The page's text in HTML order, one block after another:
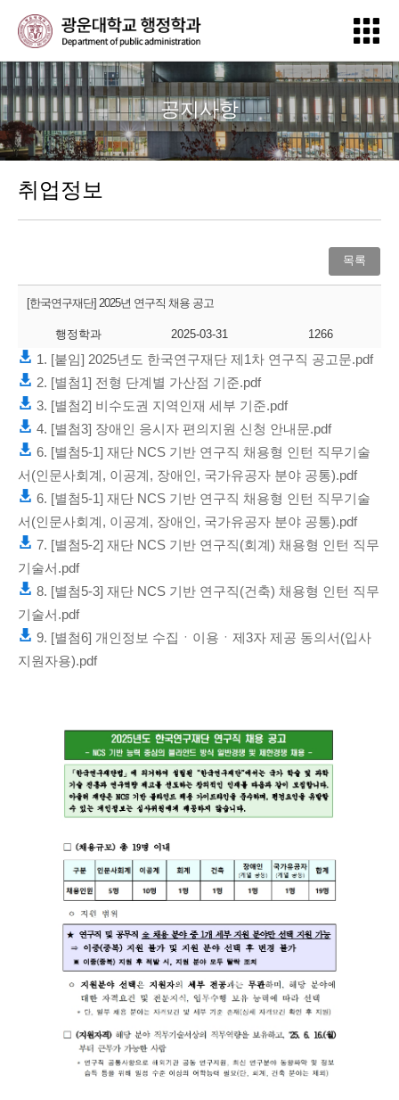
공지사항
취업정보
목록
[한국연구재단] 2025년 연구직 채용 공고
행정학과 2025-03-31 1266
1. [붙임] 2025년도 한국연구재단 제1차 연구직 공고문.pdf
2. [별첨1] 전형 단계별 가산점 기준.pdf
3. [별첨2] 비수도권 지역인재 세부 기준.pdf
4. [별첨3] 장애인 응시자 편의지원 신청 안내문.pdf
6. [별첨5-1] 재단 NCS 기반 연구직 채용형 인턴 직무기술
서(인문사회계, 이공계, 장애인, 국가유공자 분야 공통).pdf
6. [별첨5-1] 재단 NCS 기반 연구직 채용형 인턴 직무기술
서(인문사회계, 이공계, 장애인, 국가유공자 분야 공통).pdf
7. [별첨5-2] 재단 NCS 기반 연구직(회계) 채용형 인턴 직무
기술서.pdf
8. [별첨5-3] 재단 NCS 기반 연구직(건축) 채용형 인턴 직무
기술서.pdf
9. [별첨6] 개인정보 수집ㆍ이용ㆍ제3자 제공 동의서(입사
지원자용).pdf